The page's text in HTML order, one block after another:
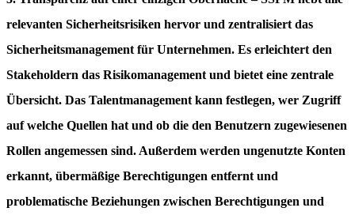
relevanten Sicherheitsrisiken hervor und zentralisiert das
Sicherheitsmanagement für Unternehmen. Es erleichtert den
Stakeholdern das Risikomanagement und bietet eine zentrale
Übersicht. Das Talentmanagement kann festlegen, wer Zugriff
auf welche Quellen hat und ob die den Benutzern zugewiesenen
Rollen angemessen sind. Außerdem werden ungenutzte Konten
erkannt, übermäßige Berechtigungen entfernt und
problematische Beziehungen zwischen Berechtigungen und